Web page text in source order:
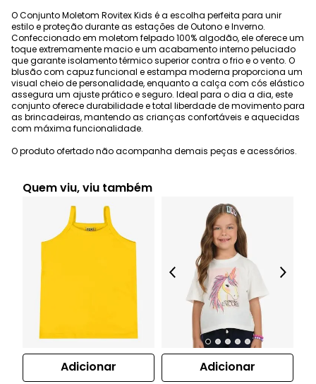
O Conjunto Moletom Rovitex Kids é a escolha perfeita para unir
estilo e proteção durante as estações de Outono e Inverno.
Confeccionado em moletom felpado 100% algodão, ele oferece um
toque extremamente macio e um acabamento interno peluciado
que garante isolamento térmico superior contra o frio e o vento. O
blusão com capuz funcional e estampa moderna proporciona um
visual cheio de personalidade, enquanto a calça com cós elástico
assegura um ajuste prático e seguro. Ideal para o dia a dia, este
conjunto oferece durabilidade e total liberdade de movimento para
as brincadeiras, mantendo as crianças confortáveis e aquecidas
com máxima funcionalidade.
O produto ofertado não acompanha demais peças e acessórios.
Quem viu, viu também
Adicionar Adicionar